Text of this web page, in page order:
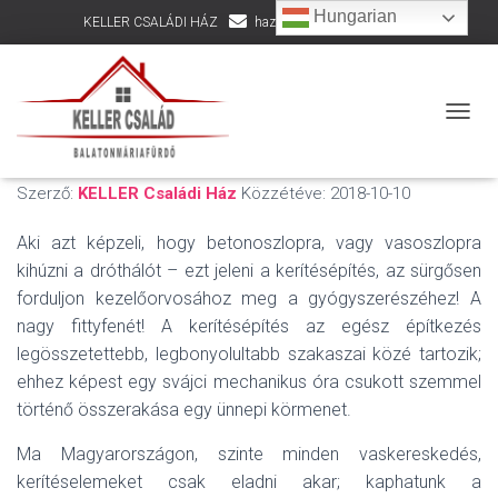
KELLER CSALÁDI HÁZ hazepites@kellercsalad.hu
Drótkerítés építés
készen van
Szerző: KELLER Családi Ház Közzétéve: 2018-10-10
Aki azt képzeli, hogy betonoszlopra, vagy vasoszlopra
kihúzni a dróthálót – ezt jeleni a kerítésépítés, az sürgősen
forduljon kezelőorvosához meg a gyógyszerészéhez! A
nagy fittyfenét! A kerítésépítés az egész építkezés
legösszetettebb, legbonyolultabb szakaszai közé tartozik;
ehhez képest egy svájci mechanikus óra csukott szemmel
történő összerakása egy ünnepi körmenet.
Ma Magyarországon, szinte minden vaskereskedés,
kerítéselemeket csak eladni akar; kaphatunk a
Hungarian